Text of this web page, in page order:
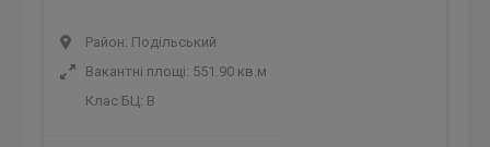
Район: Подільський
Вакантні площі: 551.90 кв.м
Клас БЦ: B